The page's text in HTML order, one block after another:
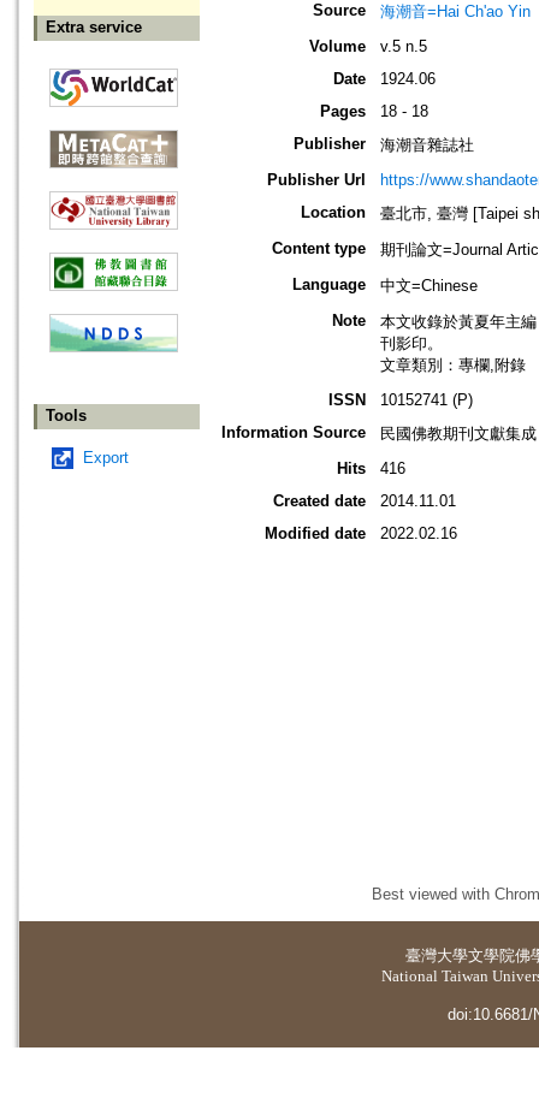
Extra service
Tools
Export
Source
海潮音=Hai Ch'ao Yin
Volume
v.5 n.5
Date
1924.06
Pages
18 - 18
Publisher
海潮音雜誌社
Publisher Url
https://
Location
臺北市, 臺灣 [Taipei
Content type
期刊論文=Journal
Language
中文=Chinese
Note
本文收錄於黃夏年主
刊影印。
文章類別：專欄,附錄
ISSN
10152741 (P)
Information Source
民國佛教期刊文獻集
Hits
416
Created date
2014.11.01
Modified date
2022.02.16
Best viewed with
臺灣大學文學院佛
National Taiwan
doi:10.6681/